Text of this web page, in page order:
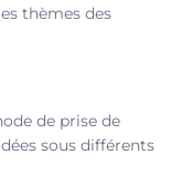
thèmes des
de prise de
sous différents